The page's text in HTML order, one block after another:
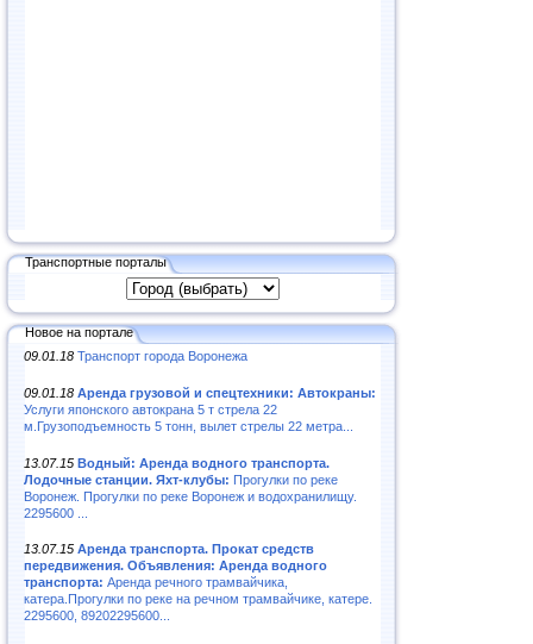
Транспортные порталы
Новое на портале
09.01.18 Транспорт города Воронежа
09.01.18 Аренда грузовой и спецтехники: Автокраны:
Услуги японского автокрана 5 т стрела 22
м.Грузоподъемность 5 тонн, вылет стрелы 22 метра...
13.07.15 Водный: Аренда водного транспорта.
Лодочные станции. Яхт-клубы: Прогулки по реке
Воронеж. Прогулки по реке Воронеж и водохранилищу.
2295600 ...
13.07.15 Аренда транспорта. Прокат средств
передвижения. Объявления: Аренда водного
транспорта: Аренда речного трамвайчика,
катера.Прогулки по реке на речном трамвайчике, катере.
2295600, 89202295600...